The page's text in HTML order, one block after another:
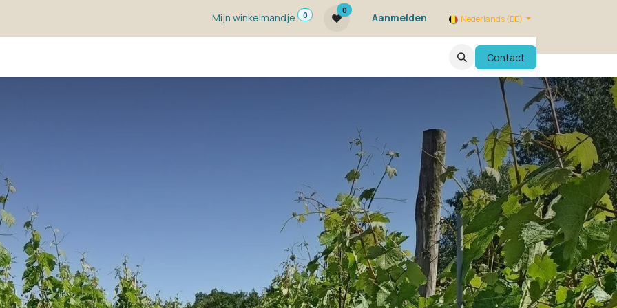
Mijn winkelmandje
0
0
Aanmelden Nederlands (BE)
EvenementenContact